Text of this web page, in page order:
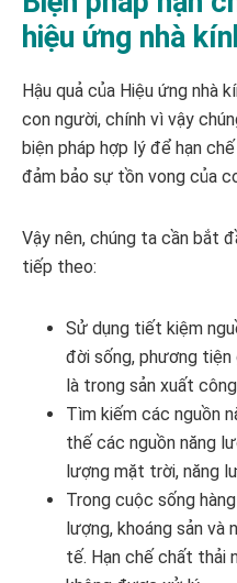
hiệu ứng nhà
Hậu quả của Hiệu ứng nhà
con người, chính vì vậy
biện pháp hợp lý để hạn
đảm bảo sự tồn vong của
Vậy nên, chúng ta cần bắt
tiếp theo:
Sử dụng tiết kiệm
đời sống, phương tiện
là trong sản xuất
Tìm kiếm các nguồn
thế các nguồn năng
lượng mặt trời, năng
Trong cuộc sống
lượng, khoáng sản
tế. Hạn chế chất thải